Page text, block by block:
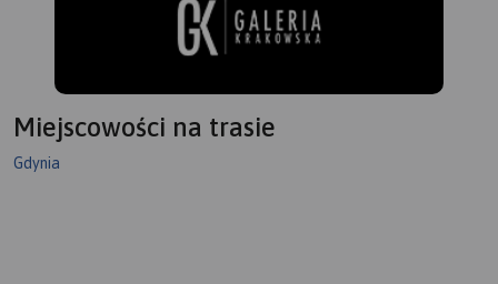
Miejscowości na trasie
Gdynia